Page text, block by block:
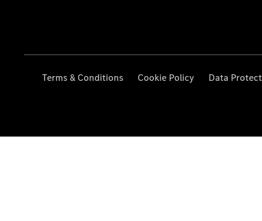
Terms & Conditions Cookie Policy Data